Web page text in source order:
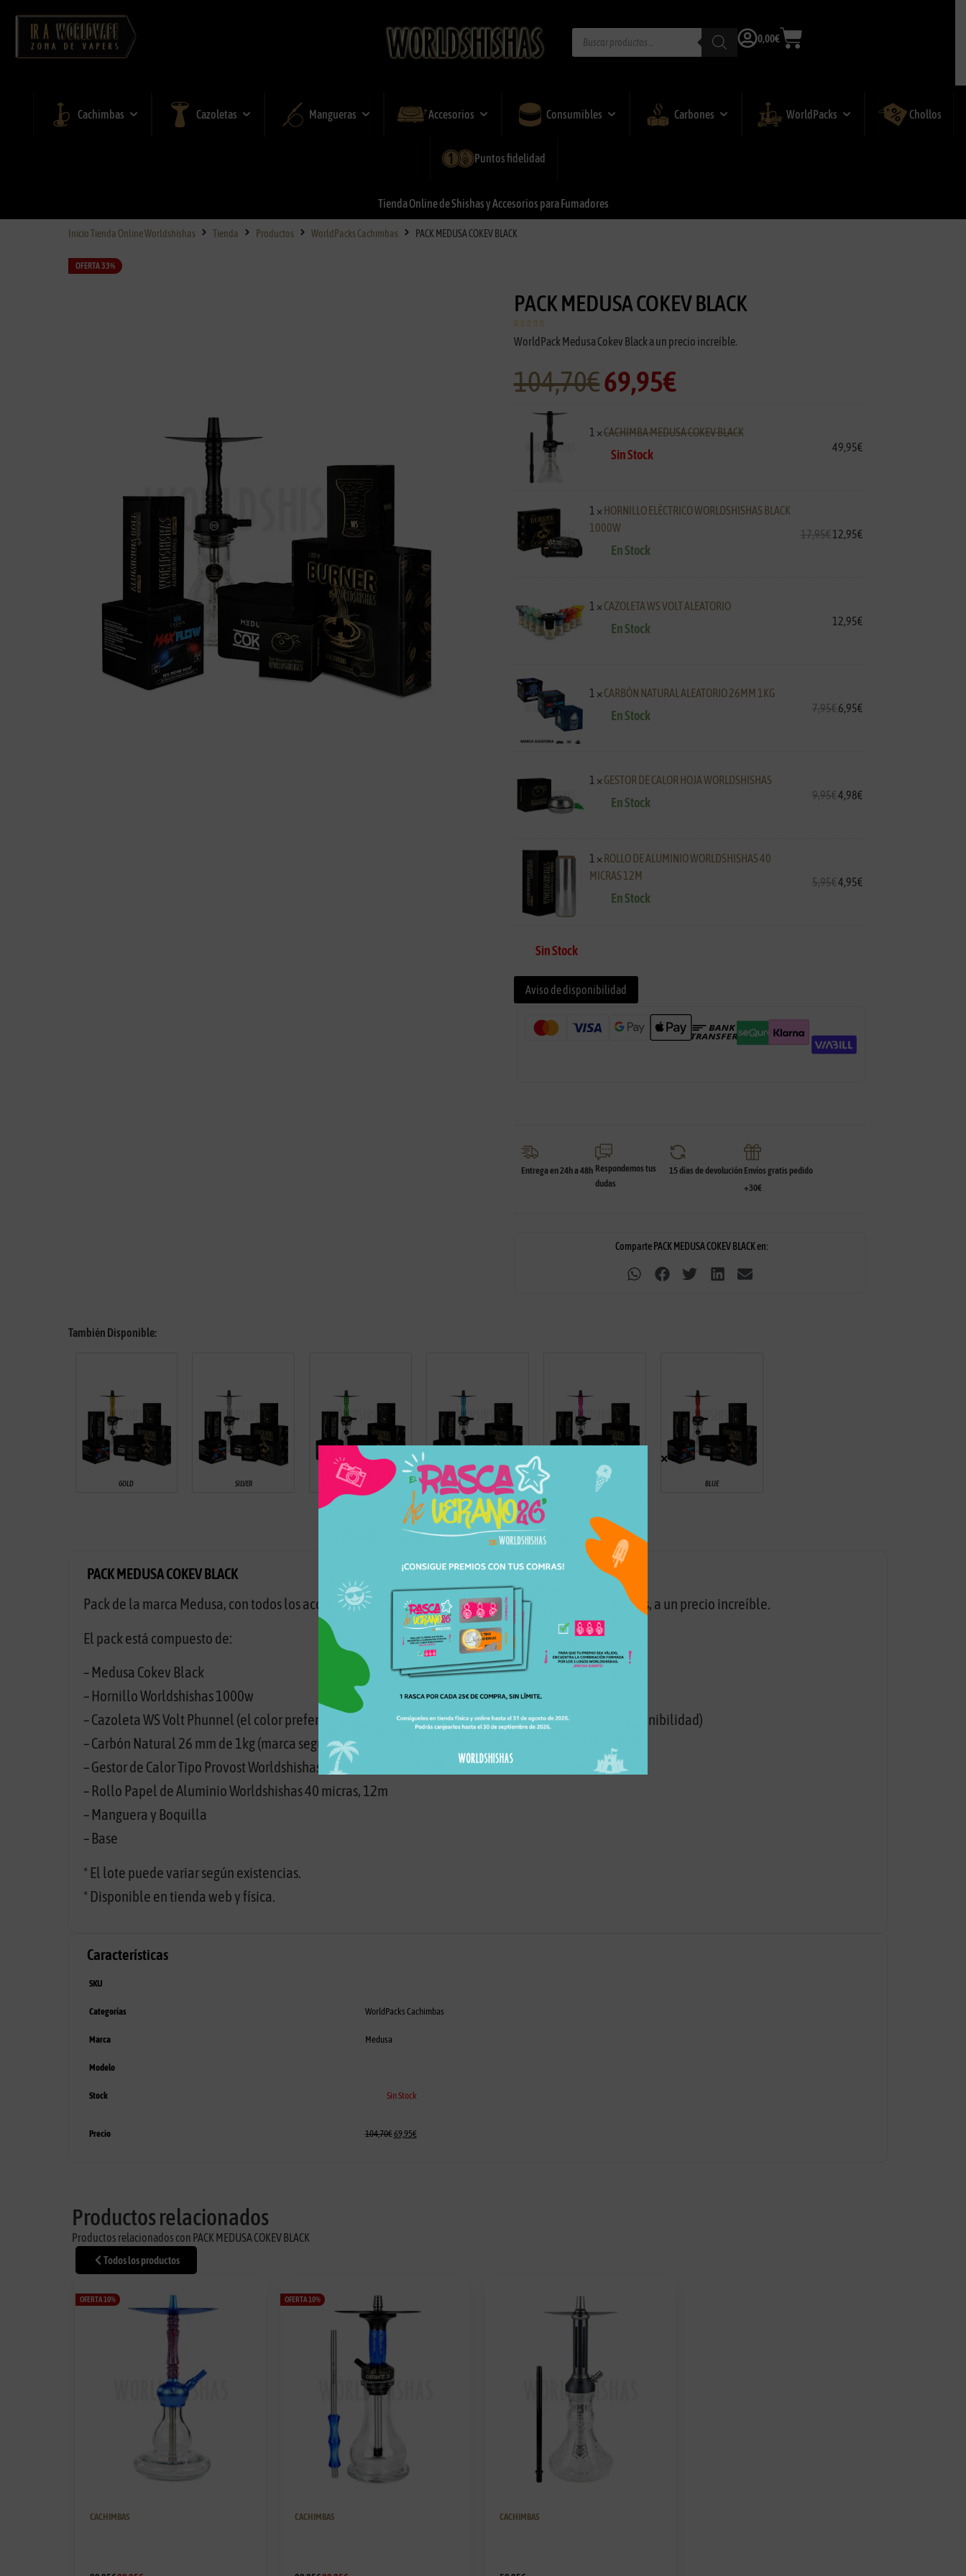
0,00€
Cachimbas Cazoletas Mangueras Accesorios Consumibles Carbones WorldPacks Chollos
Puntos fidelidad
TiendaOnlinedeShishasyAccesorios paraFumadores
Inicio Tienda Online Worldshishas Tienda Productos WorldPacks Cachimbas PACK MEDUSA COKEV BLACK
OFERTA 33%
PACK MEDUSA COKEV BLACK
    
WorldPack Medusa Cokev Black a un precio increíble.
104,70€69,95€
1 ×CACHIMBA MEDUSA COKEV BLACK
Sin Stock
49,95€
1 × HORNILLO ELÉCTRICO WORLDSHISHAS BLACK
1000W
En Stock
17,95€ 12,95€
1 × CAZOLETA WS VOLT ALEATORIO
En Stock
12,95€
1 × CARBÓN NATURAL ALEATORIO 26MM 1KG
En Stock
7,95€ 6,95€
1 × GESTOR DE CALOR HOJA WORLDSHISHAS
En Stock
9,95€4,98€
1 × ROLLO DE ALUMINIO WORLDSHISHAS 40
MICRAS 12M
En Stock
5,95€4,95€
Sin Stock
Aviso de disponibilidad
Entrega en 24h a 48h Respondemos tus
dudas
15 días de devolución Envíos gratis pedido
+30€
Comparte PACK MEDUSA COKEV BLACK en:
También Disponible:
GOLD SILVER GREEN BLUE PINK BLUE
PACK MEDUSA COKEV BLACK
Pack de la marca Medusa, con todos los accesorios necesarios para iniciarte en el mundo de las shishas, a un precio increíble.
El pack está compuesto de:
– Medusa Cokev Black
– Hornillo Worldshishas 1000w
– Cazoleta WS Volt Phunnel (el color preferentemente será el de la foto, pero puede variar según disponibilidad)
– Carbón Natural 26 mm de 1kg (marca según disponibilidad)
– Gestor de Calor Tipo Provost Worldshishas
– Rollo Papel de Aluminio Worldshishas 40 micras, 12m
– Manguera y Boquilla
– Base
* El lote puede variar según existencias.
* Disponible en tienda web y física.
Características
SKU
Categorías WorldPacks Cachimbas
Marca Medusa
Modelo
Stock Sin Stock
Precio 104,70€69,95€
Productos relacionados
Productos relacionados con PACK MEDUSA COKEV BLACK
Todos los productos
OFERTA 10%
CACHIMBAS
OFERTA 10%
CACHIMBAS CACHIMBAS
×